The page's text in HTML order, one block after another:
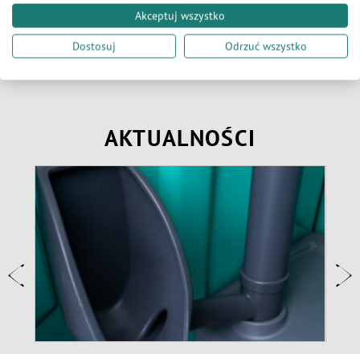
komfort, nie generując przy tym dużych kosztów.
AKTUALNOŚCI
Akceptuj wszystko
Dostosuj Odrzuć wszystko